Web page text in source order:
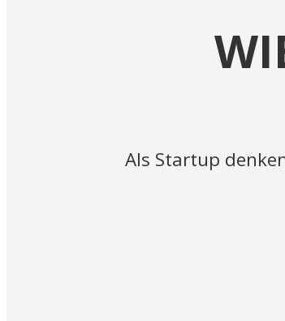
Als Startup